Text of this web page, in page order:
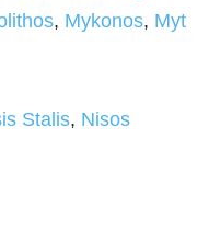
, Mykonos, Myt
Stalis, Nisos